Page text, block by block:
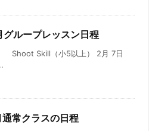
ループレッスン日程
Skill（小5以上） 2月 7日
常クラスの日程